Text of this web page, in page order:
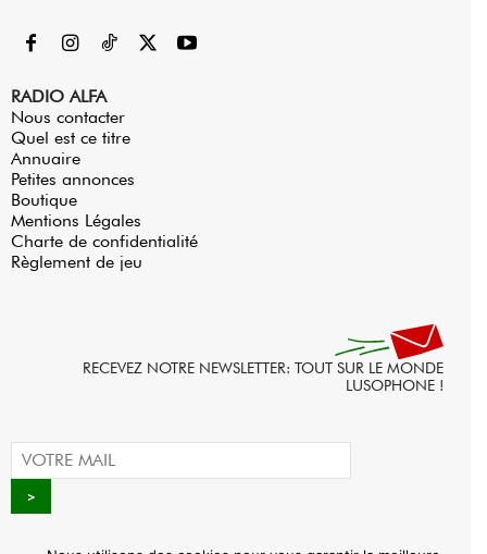
RADIO ALFA
Nous contacter
Quel est ce titre
Annuaire
Petites annonces
Boutique
Mentions Légales
Charte de confidentialité
Règlement de jeu
RECEVEZ NOTRE NEWSLETTER: TOUT SUR LE MONDE
LUSOPHONE !